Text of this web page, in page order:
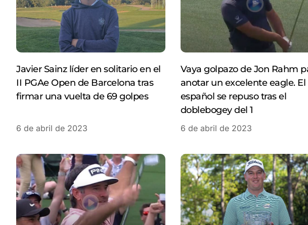
Javier Sainz líder en solitario en el
II PGAe Open de Barcelona tras
firmar una vuelta de 69 golpes
6 de abril de 2023
Vaya golpazo de Jon Rahm
anotar un excelente eagle. El
español se repuso tras el
doblebogey del 1
6 de abril de 2023